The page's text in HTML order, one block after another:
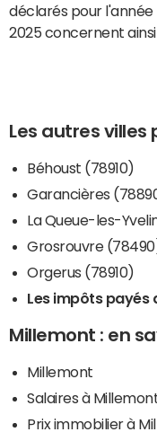
déclarés pour
2025 concernent
Les autres villes
Béhoust (78910)
Garancières
La Queue-les-
Grosrouvre
Orgerus (78910)
Les impôts payés
Millemont : en
Millemont
Salaires à
Prix immobilier à